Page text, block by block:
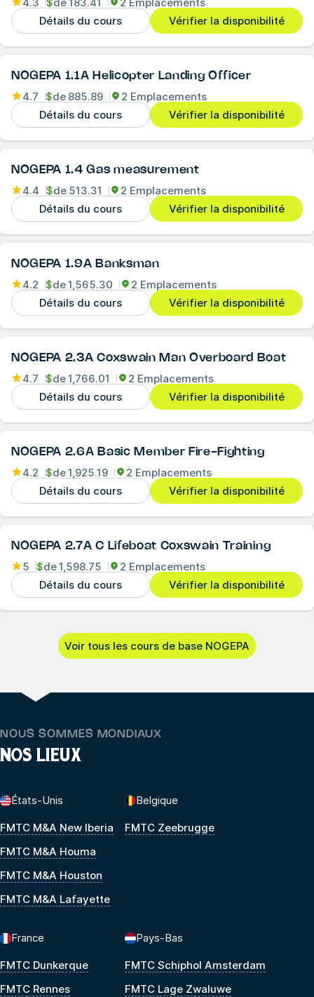
Détails du cours
Vérifier la disponibilité
NOGEPA 1.1A Helicopter Landing Officer
4.7 $de 885.89
2 Emplacements
Détails du cours
Vérifier la disponibilité
NOGEPA 1.4 Gas measurement
4.4 $de 513.31
2 Emplacements
Détails du cours
Vérifier la disponibilité
NOGEPA 1.9A Banksman
4.2 $de1,565.30
2 Emplacements
Détails du cours
Vérifier la disponibilité
NOGEPA 2.3A Coxswain Man Overboard Boat
4.7 $de1,766.01
2 Emplacements
Détails du cours
Vérifier la disponibilité
NOGEPA 2.6A Basic Member Fire-Fighting
4.2 $de1,925.19
2 Emplacements
Détails du cours
Vérifier la disponibilité
NOGEPA 2.7A C Lifeboat Coxswain Training
5 $de1,598.75
2 Emplacements
Détails du cours
Vérifier la disponibilité
Voir tous les cours de base NOGEPA
NOUS SOMMES MONDIAUX
NOS LIEUX
États-Unis
FMTC M&A New Iberia
FMTC M&A Houma
FMTC M&A Houston
FMTC M&A Lafayette
Belgique
FMTC Zeebrugge
France
FMTC Dunkerque
FMTC Rennes
Pays-Bas
FMTC Schiphol Amsterdam
FMTC Lage Zwaluwe